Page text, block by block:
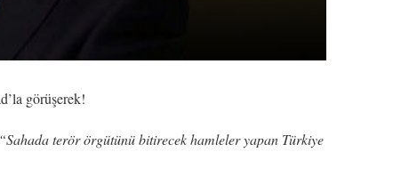
görüşerek!
“Sahada terör örgütünü bitirecek hamleler yapan Türkiye